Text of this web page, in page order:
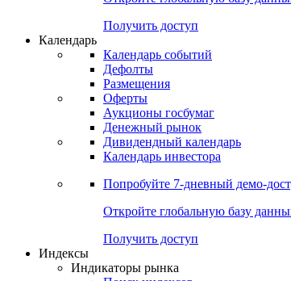
Попробуйте7-дневный
Откройте глобальную базу данных
Получить доступ
Календарь
Календарь событий
Дефолты
Размещения
Оферты
Аукционы госбумаг
Денежный рынок
Дивидендный календарь
Календарь инвестора
Попробуйте7-дневный